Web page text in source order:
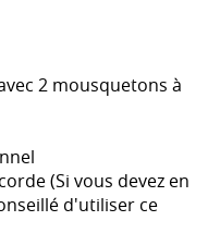
2 mousquetons à
(Si vous devez en
d'utiliser ce